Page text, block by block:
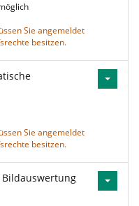
Sie angemeldet
besitzen.
Sie angemeldet
besitzen.
Bildauswertung